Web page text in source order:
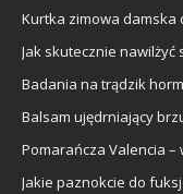
Kurtka zimowa damska
Jak skutecznie
Badania na trądzik
Balsam ujędrniający
Pomarańcza Valencia –
Jakie paznokcie do